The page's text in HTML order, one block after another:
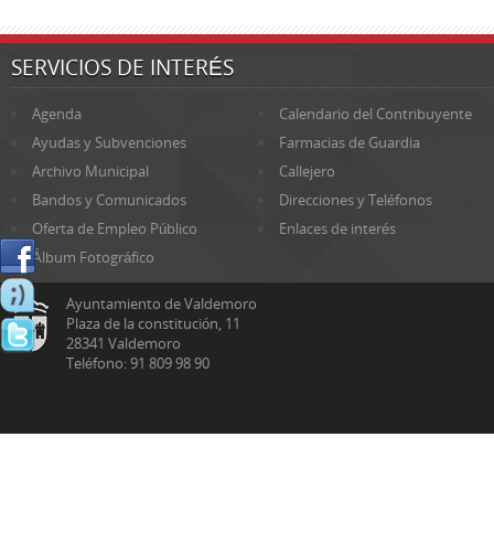
SERVICIOS DE INTERÉS
Agenda
Calendario del Contribuyente
Ayudas y Subvenciones
Farmacias de Guardia
Archivo Municipal
Callejero
Bandos y Comunicados
Direcciones y Teléfonos
Oferta de Empleo Público
Enlaces de interés
Álbum Fotográfico
Ayuntamiento de Valdemoro
Plaza de la constitución, 11
28341 Valdemoro
Teléfono: 91 809 98 90